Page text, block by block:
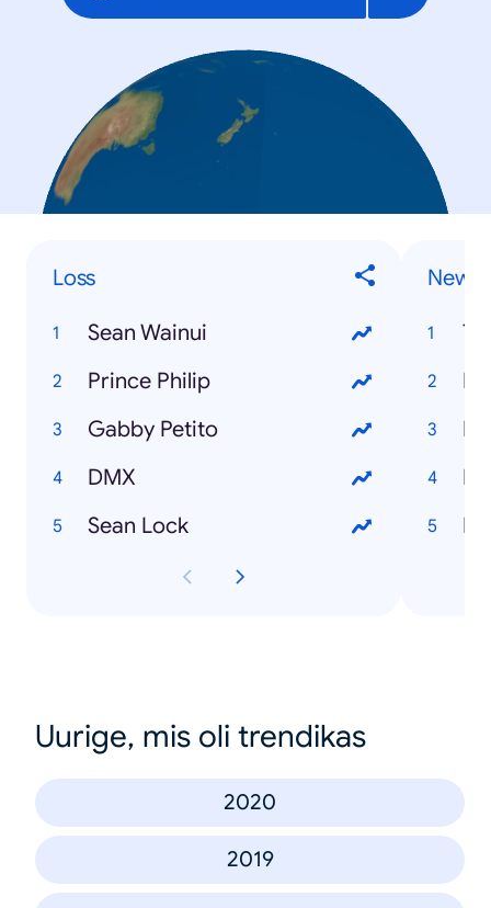
Loss
Sean Wainui
Prince Philip
Gabby Petito
DMX
Sean Lock
News
Uurige, mis oli trendikas
2020
2019